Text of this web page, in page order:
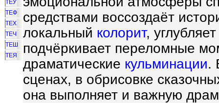
ТЕУ
ТЕФ
ТЕХ
ТЕЧ
ТЕШ
ТЕЯ
средствами воссоздаёт
локальный колорит,
подчёркивает переломные
драматические кульминации.
сценах, в обрисовке
она выполняет и важную